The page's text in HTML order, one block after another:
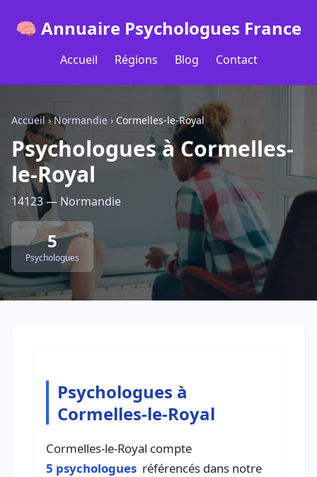
🧠 Annuaire Psychologues France
Accueil Régions Blog Contact
Accueil ›Normandie › Cormelles-le-Royal
Psychologues à Cormelles-
le-Royal
14123 — Normandie
5
Psychologues
Psychologues à
Cormelles-le-Royal
Cormelles-le-Royal compte
5 psychologues référencés dans notre